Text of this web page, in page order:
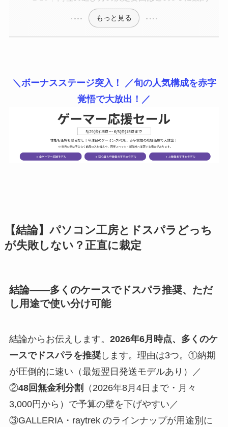
もっと見る
＼ボーナスステージ突入！ ／旬の人気構成を赤字
覚悟で大放出！／
【結論】パソコン工房とドスパラどっち
が失敗しない？正直に裁定
結論——多くのケースでドスパラ推奨、ただ
し用途で使い分け可能
結論からお伝えします。 2026年6月時点、多くのケ
ースでドスパラを推奨します。理由は3つ。①納期
が圧倒的に速い（最短翌日発送モデルあり）／
②48回無金利分割
（2026年8月4日まで・月々
3,000円から）で予算の壁を下げやすい／
③GALLERIA・raytrek のラインナップが用途別に